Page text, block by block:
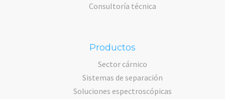
Consultoría técnica
Productos
Sector cárnico
Sistemas de separación
Soluciones espectroscópicas